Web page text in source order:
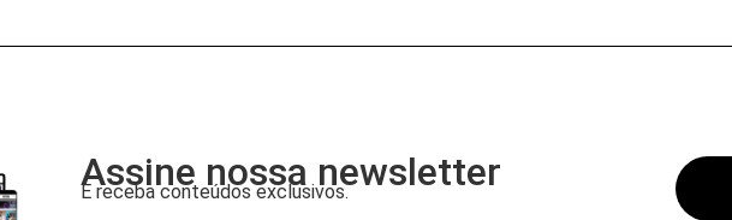
Assine nossa newsletter
E receba conteúdos exclusivos.